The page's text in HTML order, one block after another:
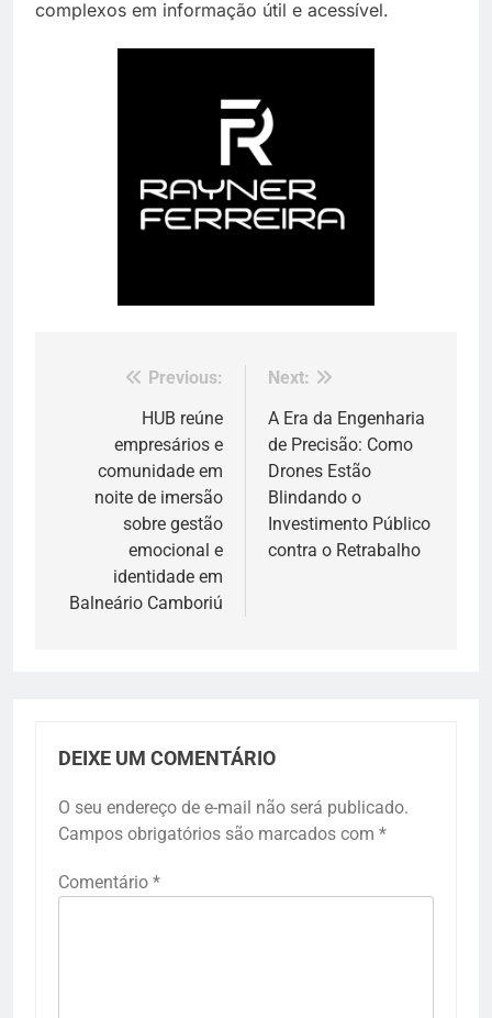
complexos em informação útil e acessível.
Navegação
Post
Previous:
HUB reúne
empresários e
comunidade em
noite de imersão
sobre gestão
emocional e
identidade em
Balneário Camboriú
Next:
A Era da Engenharia
de Precisão: Como
Drones Estão
Blindando o
Investimento Público
contra o Retrabalho
DEIXE UM COMENTÁRIO
O seu endereço de e-mail não será publicado.
Campos obrigatórios são marcados com *
Comentário *